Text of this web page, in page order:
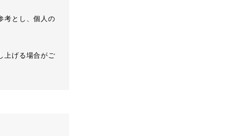
考とし、個人の
上げる場合がご